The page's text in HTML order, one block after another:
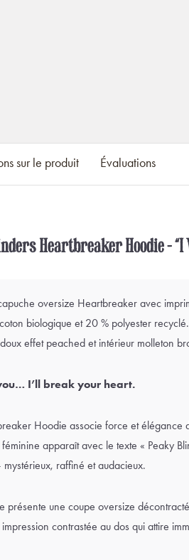
sur le produit Évaluations
Heartbreaker Hoodie – “I
oversize Heartbreaker avec
biologique et 20 % polyester
effet peached et intérieur molleton
I’ll break your heart.
Hoodie associe force et élégance
féminine apparaît avec le texte « Peaky
raffiné et audacieux.
présente une coupe oversize
contrastée au dos qui attire